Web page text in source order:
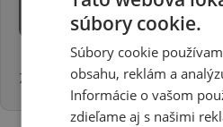
Zaveste banner na nosnú tyč.
súbory cookie.
Súbory cookie
obsahu, reklám a
Informácie o vašom
zdieľame aj s našimi